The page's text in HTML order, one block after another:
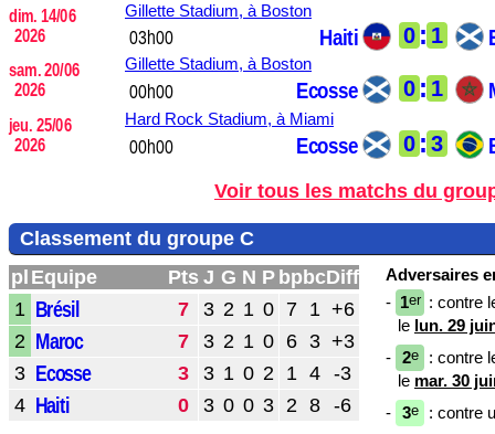
dim. 14/06
2026
Gillette Stadium, à Boston
03h00 Haiti 0:1
sam. 20/06
2026
Gillette Stadium, à Boston
00h00 Ecosse 0:1
jeu. 25/06
2026
Hard Rock Stadium, à Miami
00h00 Ecosse 0:3
Voir tous les matchs du
Classement du groupe C
pl Equipe Pts J G N P bp bcDiff
1 Brésil 7 3 2 1 0 7 1 +6
2 Maroc 7 3 2 1 0 6 3 +3
3 Ecosse 3 3 1 0 2 1 4
-3
4 Haiti 0 3 0 0 3 2 8 -6
Adversaires
- 1er : contre
le lun. 29
- 2e
: contre
le mar. 30
- 3e : contre